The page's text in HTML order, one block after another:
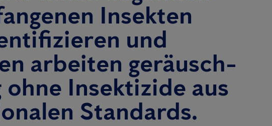
Insekten
und
arbeiten geräusch-
Insektizide aus
Standards.